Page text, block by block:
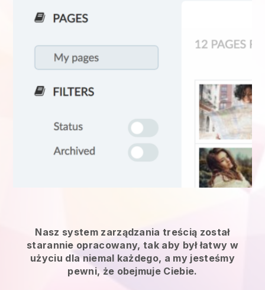
Nasz system zarządzania treścią został
starannie opracowany, tak aby był łatwy w
użyciu dla niemal każdego, a my jesteśmy
pewni, że obejmuje Ciebie.